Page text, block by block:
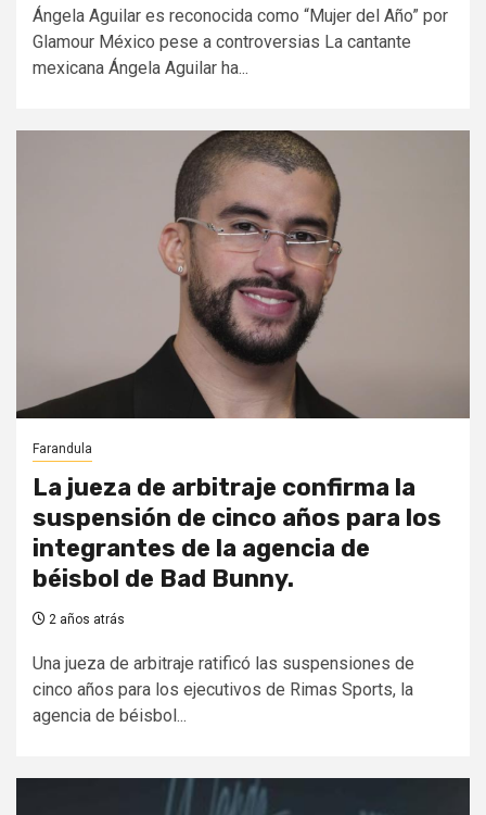
Ángela Aguilar es reconocida como “Mujer del Año” por
Glamour México pese a controversias La cantante
mexicana Ángela Aguilar ha...
Farandula
La jueza de arbitraje confirma la
suspensión de cinco años para los
integrantes de la agencia de
béisbol de Bad Bunny.
2 años atrás
Una jueza de arbitraje ratificó las suspensiones de
cinco años para los ejecutivos de Rimas Sports, la
agencia de béisbol...